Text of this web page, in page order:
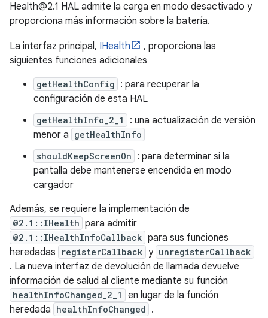
Health@2.1 HAL admite la carga en modo desactivado y
proporciona más información sobre la batería.
La interfaz principal, IHealth
, proporciona las
siguientes funciones adicionales
getHealthConfig : para recuperar la
configuración de esta HAL
getHealthInfo_2_1
: una actualización de versión
menor a getHealthInfo
shouldKeepScreenOn : para determinar si la
pantalla debe mantenerse encendida en modo
cargador
Además, se requiere la implementación de
@2.1::IHealth para admitir
@2.1::IHealthInfoCallback para sus funciones
heredadas
registerCallback y unregisterCallback
. La nueva interfaz de devolución de llamada devuelve
información de salud al cliente mediante su función
healthInfoChanged_2_1
en lugar de la función
heredada healthInfoChanged .